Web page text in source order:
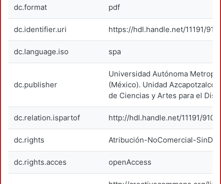
dc.format pdf
dc.identifier.uri https://hdl.handle.net/11191/
dc.language.iso spa
dc.publisher
Universidad Autónoma
(México). Unidad Azcapotzalco.
de Ciencias y Artes para el
dc.relation.ispartof http://hdl.handle.net/11191/9107
dc.rights Atribución-NoComercial-
dc.rights.acces openAccess